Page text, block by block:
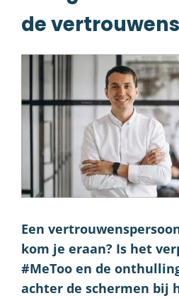
de
Een
kom je eraan? Is het
#MeToo en de
achter de schermen bij